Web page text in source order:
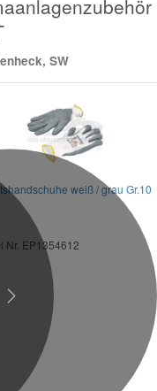
SW
weiß / grau Gr.10
Nr. EP1354612
Next